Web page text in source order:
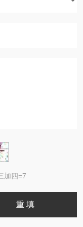
加四=7